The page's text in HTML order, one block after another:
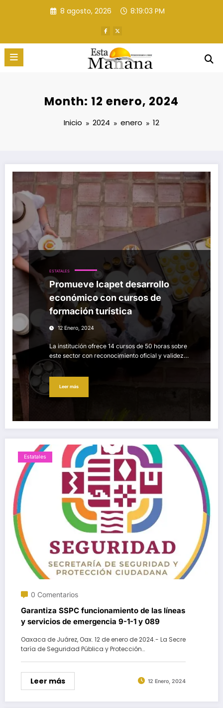
8 agosto, 2026 8:19:04 PM
Month: 12 enero, 2024
Inicio 2024 enero 12
ESTATALES
Promueve Icapet desarrollo
económico con cursos de
formación turística
12 Enero, 2024
La institución ofrece 14 cursos de 50 horas sobre
este sector con reconocimiento oficial y validez…
Leer más
Estatales
0 Comentarios
Garantiza SSPC funcionamiento de las líneas
y servicios de emergencia 9-1-1 y 089
Oaxaca de Juárez, Oax. 12 de enero de 2024.- La Secre
taría de Seguridad Pública y Protección…
Leer más 12 Enero, 2024